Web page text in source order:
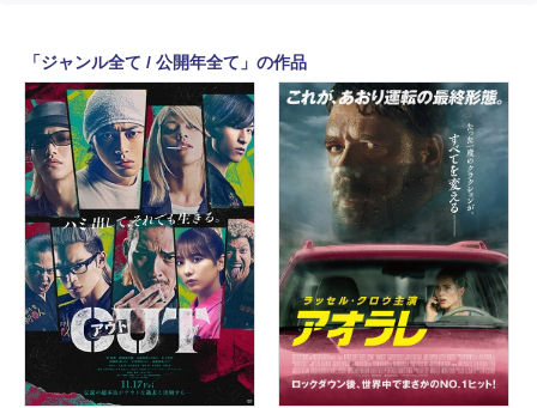
「ジャンル全て / 公開年全て」の作品